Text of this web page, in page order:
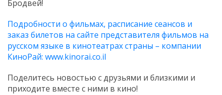
Бродвей!
Подробности о фильмах, расписание сеансов и
заказ билетов на сайте представителя фильмов на
русском языке в кинотеатрах страны – компании
КиноРай: www.kinorai.co.il
Поделитесь новостью с друзьями и близкими и
приходите вместе с ними в кино!